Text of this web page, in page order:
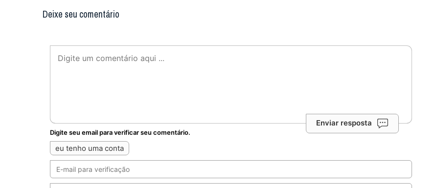
Deixe seu comentário
Enviar resposta
Digite seu email para verificar seu comentário.
eu tenho uma conta